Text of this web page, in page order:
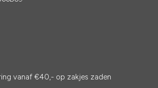
vanaf €40,- op zakjes zaden